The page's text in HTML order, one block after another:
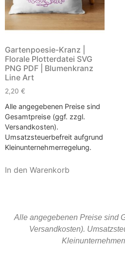
Gartenpoesie-Kranz |
Florale Plotterdatei SVG
PNG PDF | Blumenkranz
Line Art
2,20 €
Alle angegebenen Preise sind
Gesamtpreise (ggf. zzgl.
Versandkosten).
Umsatzsteuerbefreit aufgrund
Kleinunternehmerregelung.
In den Warenkorb
Alle angegebenen Preise sind
Versandkosten).